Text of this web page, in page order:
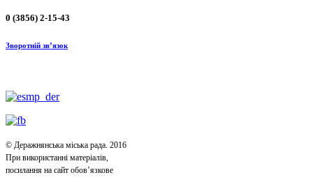
0 (3856) 2-15-43
Зворотній зв’язок
© Деражнянська міська рада. 2016
При використанні матеріалів,
посилання на сайт обов’язкове